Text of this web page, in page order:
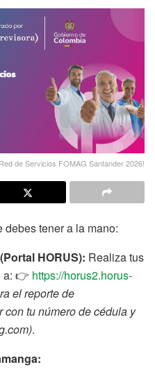
de Servicios FOMAG Santander 2026!
tener a la mano:
HORUS): Realiza tus
a: 👉 https://horus2.horus-
el reporte de
tu número de cédula y
.